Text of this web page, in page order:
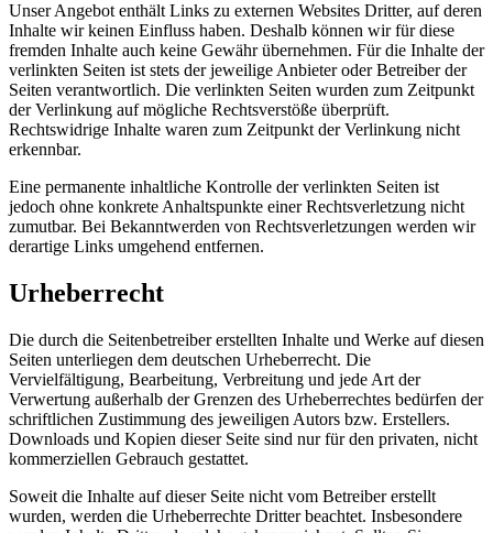
Unser Angebot enthält Links zu externen Websites Dritter, auf deren
Inhalte wir keinen Einfluss haben. Deshalb können wir für diese
fremden Inhalte auch keine Gewähr übernehmen. Für die Inhalte der
verlinkten Seiten ist stets der jeweilige Anbieter oder Betreiber der
Seiten verantwortlich. Die verlinkten Seiten wurden zum Zeitpunkt
der Verlinkung auf mögliche Rechtsverstöße überprüft.
Rechtswidrige Inhalte waren zum Zeitpunkt der Verlinkung nicht
erkennbar.
Eine permanente inhaltliche Kontrolle der verlinkten Seiten ist
jedoch ohne konkrete Anhaltspunkte einer Rechtsverletzung nicht
zumutbar. Bei Bekanntwerden von Rechtsverletzungen werden wir
derartige Links umgehend entfernen.
Urheberrecht
Die durch die Seitenbetreiber erstellten Inhalte und Werke auf diesen
Seiten unterliegen dem deutschen Urheberrecht. Die
Vervielfältigung, Bearbeitung, Verbreitung und jede Art der
Verwertung außerhalb der Grenzen des Urheberrechtes bedürfen der
schriftlichen Zustimmung des jeweiligen Autors bzw. Erstellers.
Downloads und Kopien dieser Seite sind nur für den privaten, nicht
kommerziellen Gebrauch gestattet.
Soweit die Inhalte auf dieser Seite nicht vom Betreiber erstellt
wurden, werden die Urheberrechte Dritter beachtet. Insbesondere